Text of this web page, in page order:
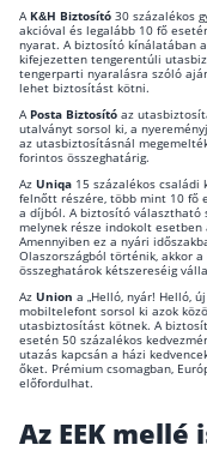
Befektetés
A K&H Biztosító 30 százalékos
akcióval és legalább 10 fő
nyarat. A biztosító kínálatában
kifejezetten tengerentúli
tengerparti nyaralásra szóló
lehet biztosítást kötni.
A Posta Biztosító az
utalványt sorsol ki, a
az utasbiztosításnál
forintos összeghatárig.
Az Uniqa 15 százalékos családi
felnőtt részére, több mint 10 fő
a díjból. A biztosító választható
melynek része indokolt
Amennyiben ez a nyári
Olaszország­ból történik, akkor
összegha­tárok kétszereséig
Az Union a „Helló, nyár! Helló,
mobiltelefont sorsol ki azok
utasbiztosítást kötnek. A
esetén 50 százalékos
utazás kapcsán a házi
őket. Prémium csomagban,
előfordulhat.
Az EEK